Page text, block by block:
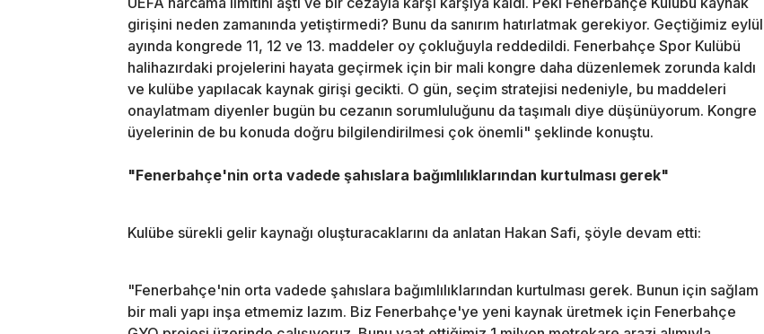
girişini neden zamanında yetiştirmedi? Bunu da sanırım hatırlatmak gerekiyor. Geçtiğimiz eylül
ayında kongrede 11, 12 ve 13. maddeler oy çokluğuyla reddedildi. Fenerbahçe Spor Kulübü
halihazırdaki projelerini hayata geçirmek için bir mali kongre daha düzenlemek zorunda kaldı
ve kulübe yapılacak kaynak girişi gecikti. O gün, seçim stratejisi nedeniyle, bu maddeleri
onaylatmam diyenler bugün bu cezanın sorumluluğunu da taşımalı diye düşünüyorum. Kongre
üyelerinin de bu konuda doğru bilgilendirilmesi çok önemli" şeklinde konuştu.
"Fenerbahçe'nin orta vadede şahıslara bağımlılıklarından kurtulması gerek"
Kulübe sürekli gelir kaynağı oluşturacaklarını da anlatan Hakan Safi, şöyle devam etti:
"Fenerbahçe'nin orta vadede şahıslara bağımlılıklarından kurtulması gerek. Bunun için sağlam
bir mali yapı inşa etmemiz lazım. Biz Fenerbahçe'ye yeni kaynak üretmek için Fenerbahçe